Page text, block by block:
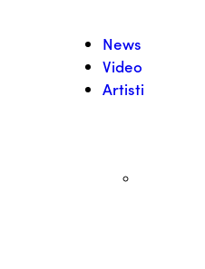
News
Video
Artisti